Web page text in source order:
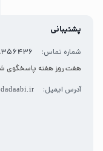
پشتیبانی
شماره تماس:
هفت روز هفته پاسخگوی
آدرس ایمیل: